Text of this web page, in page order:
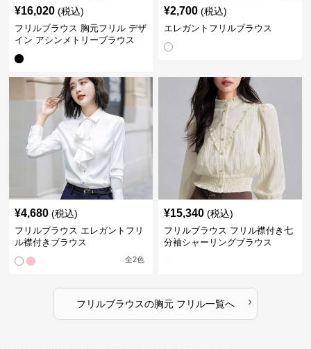
¥16,020 (税込)
フリルブラウス 胸元フリル デザ
イン アシンメトリーブラウス
¥2,700 (税込)
エレガントフリルブラウス
¥4,680 (税込)
フリルブラウス エレガントフリ
ル襟付きブラウス
全2色
¥15,340 (税込)
フリルブラウス フリル襟付き七
分袖シャーリングブラウス
フリルブラウスの胸元 フリル一覧へ ›